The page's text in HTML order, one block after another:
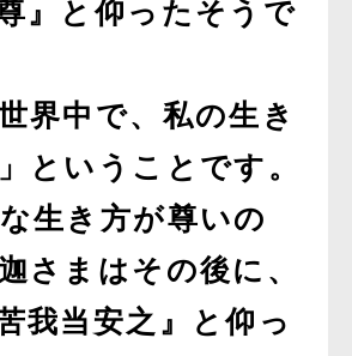
』と仰ったそうで
界中で、私の生き
ということです。
生き方が尊いの
さまはその後に、
我当安之』と仰っ